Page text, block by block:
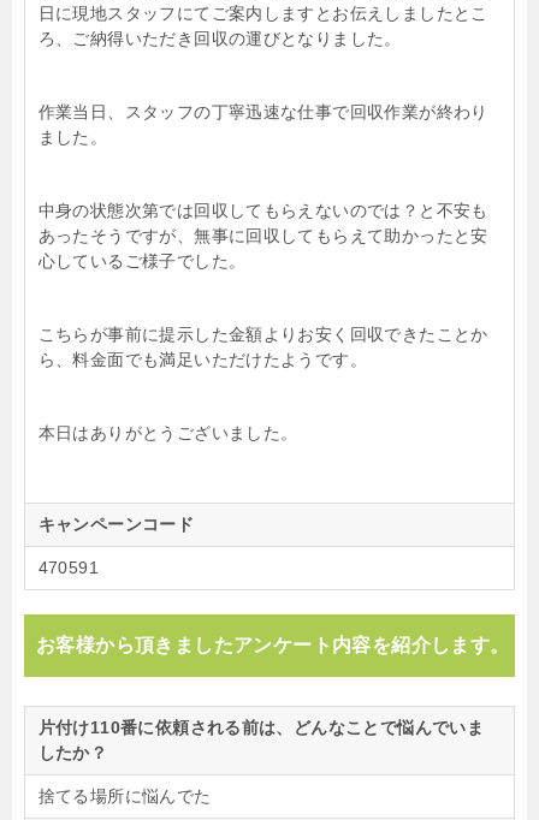
日に現地スタッフにてご案内しますとお伝えしましたとこ
ろ、ご納得いただき回収の運びとなりました。
作業当日、スタッフの丁寧迅速な仕事で回収作業が終わり
ました。
中身の状態次第では回収してもらえないのでは？と不安も
あったそうですが、無事に回収してもらえて助かったと安
心しているご様子でした。
こちらが事前に提示した金額よりお安く回収できたことか
ら、料金面でも満足いただけたようです。
本日はありがとうございました。
キャンペーンコード
470591
お客様から頂きましたアンケート内容を紹介します。
片付け110番に依頼される前は、どんなことで悩んでいま
したか？
捨てる場所に悩んでた